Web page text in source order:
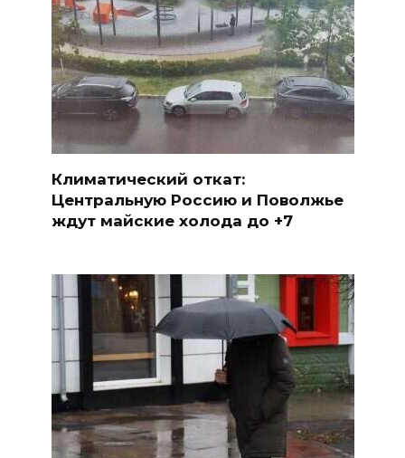
Климатический откат:
Центральную Россию и Поволжье
ждут майские холода до +7